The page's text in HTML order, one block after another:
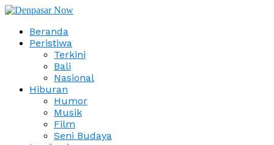
Beranda
Peristiwa
Terkini
Bali
Nasional
Hiburan
Humor
Musik
Film
Seni Budaya